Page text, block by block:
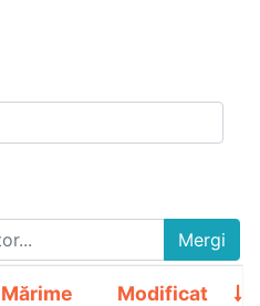
Mergi
Mărime
Modificat